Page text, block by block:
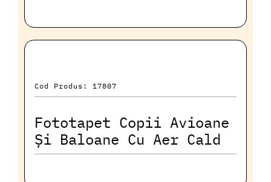
Cod Produs: 17807
Fototapet Copii Avioane
Și Baloane Cu Aer Cald